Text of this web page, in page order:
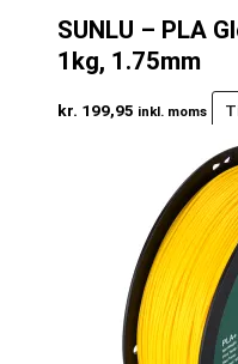
SUNLU – PLA
1kg, 1.75mm
kr. 199,95 inkl. moms